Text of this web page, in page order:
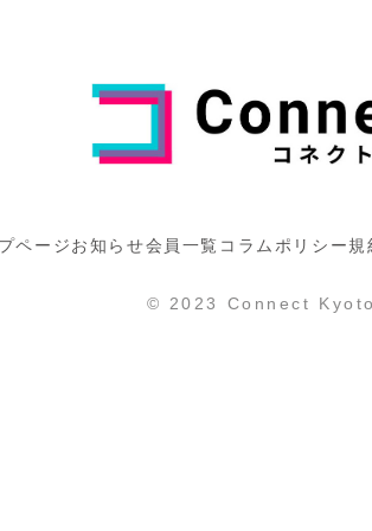
ページお知らせ会員一覧 コラム ポリシー規
© 2023 Connect